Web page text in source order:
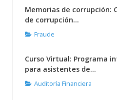
Memorias de corrupción:
de corrupción...
Fraude
Curso Virtual: Programa
para asistentes de...
Auditoría Financiera